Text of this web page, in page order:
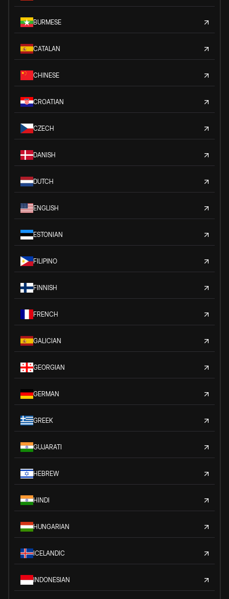
BURMESE
CATALAN
CHINESE
CROATIAN
CZECH
DANISH
DUTCH
ENGLISH
ESTONIAN
FILIPINO
FINNISH
FRENCH
GALICIAN
GEORGIAN
GERMAN
GREEK
GUJARATI
HEBREW
HINDI
HUNGARIAN
ICELANDIC
INDONESIAN